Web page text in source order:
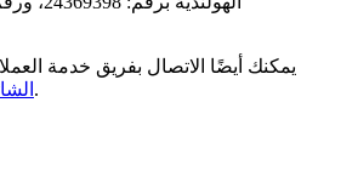
يمكنك أيضًا الاتصال بفريق خدمة
الموجود على منصاتنا.